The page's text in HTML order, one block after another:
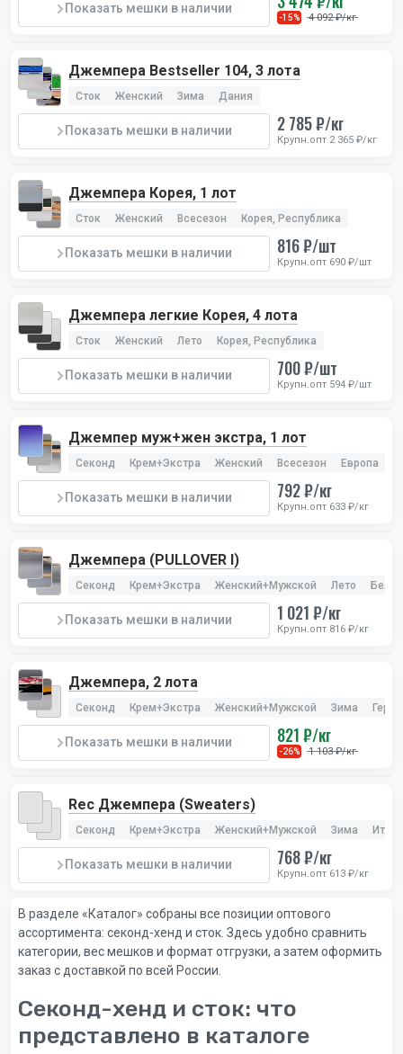
Показать мешки в наличии
-15% 4 092 ₽/кг
Джемпера Bestseller 104, 3 лота
Сток Женский Зима Дания
Показать мешки в наличии 2 785 ₽/кг
Крупн.опт 2 365 ₽/кг
Джемпера Корея, 1 лот
Сток Женский Всесезон Корея, Республика
Показать мешки в наличии 816 ₽/шт
Крупн.опт 690 ₽/шт
Джемпера легкие Корея, 4 лота
Сток Женский Лето Корея, Республика
Показать мешки в наличии 700 ₽/шт
Крупн.опт 594 ₽/шт
Джемпер муж+жен экстра, 1 лот
Секонд Крем+Экстра Женский Всесезон Европа
Показать мешки в наличии 792 ₽/кг
Крупн.опт 633 ₽/кг
Джемпера (PULLOVER I)
Секонд Крем+Экстра Женский+Мужской Лето
Показать мешки в наличии 1 021 ₽/кг
Крупн.опт 816 ₽/кг
Джемпера, 2 лота
Секонд Крем+Экстра Женский+Мужской Зима
Показать мешки в наличии 821 ₽/кг
-26% 1 103 ₽/кг
Rec Джемпера (Sweaters)
Секонд Крем+Экстра Женский+Мужской Зима
Показать мешки в наличии 768 ₽/кг
Крупн.опт 613 ₽/кг
В разделе «Каталог» собраны все позиции оптового
ассортимента: секонд-хенд и сток. Здесь удобно сравнить
категории, вес мешков и формат отгрузки, а затем оформить
заказ с доставкой по всей России.
Секонд-хенд и сток: что
представлено в каталоге